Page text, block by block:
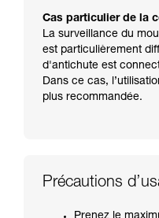
Cas particulier de la
La surveillance du
est particulièrement
d'antichute est
Dans ce cas,
plus recommandée.
Précautions